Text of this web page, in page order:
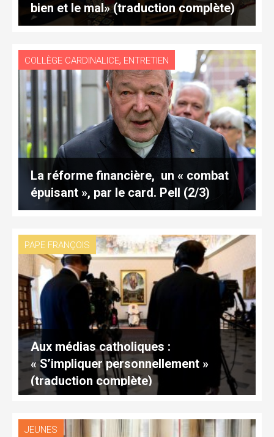
bien et le mal» (traduction complète)
COLLÈGE CARDINALICE, ENTRETIEN
La réforme financière, un « combat
épuisant », par le card. Pell (2/3)
PAPE FRANÇOIS
Aux médias catholiques :
« S’impliquer personnellement »
(traduction complète)
JEUNES